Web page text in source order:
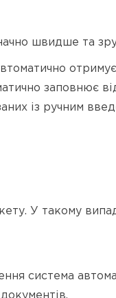
швидше та
отримує
заповнює
із ручним
У такому
система